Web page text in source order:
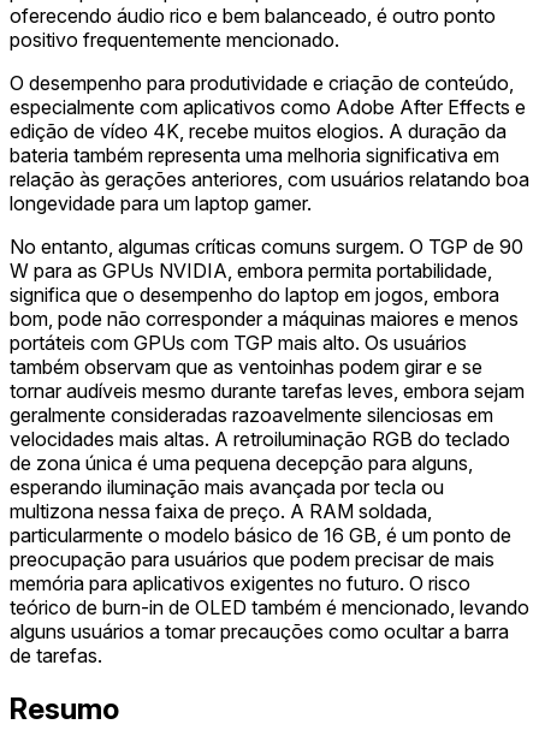
oferecendo áudio rico e bem balanceado, é outro ponto
positivo frequentemente mencionado.
O desempenho para produtividade e criação de conteúdo,
especialmente com aplicativos como Adobe After Effects e
edição de vídeo 4K, recebe muitos elogios. A duração da
bateria também representa uma melhoria significativa em
relação às gerações anteriores, com usuários relatando boa
longevidade para um laptop gamer.
No entanto, algumas críticas comuns surgem. O TGP de 90
W para as GPUs NVIDIA, embora permita portabilidade,
significa que o desempenho do laptop em jogos, embora
bom, pode não corresponder a máquinas maiores e menos
portáteis com GPUs com TGP mais alto. Os usuários
também observam que as ventoinhas podem girar e se
tornar audíveis mesmo durante tarefas leves, embora sejam
geralmente consideradas razoavelmente silenciosas em
velocidades mais altas. A retroiluminação RGB do teclado
de zona única é uma pequena decepção para alguns,
esperando iluminação mais avançada por tecla ou
multizona nessa faixa de preço. A RAM soldada,
particularmente o modelo básico de 16 GB, é um ponto de
preocupação para usuários que podem precisar de mais
memória para aplicativos exigentes no futuro. O risco
teórico de burn-in de OLED também é mencionado, levando
alguns usuários a tomar precauções como ocultar a barra
de tarefas.
Resumo